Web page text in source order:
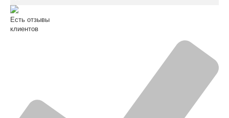
Есть отзывы
клиентов